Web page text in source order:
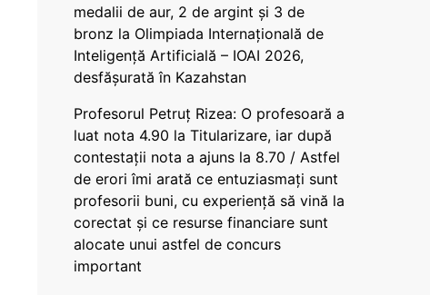
medalii de aur, 2 de argint și 3 de
bronz la Olimpiada Internațională de
Inteligență Artificială – IOAI 2026,
desfășurată în Kazahstan
Profesorul Petruț Rizea: O profesoară a
luat nota 4.90 la Titularizare, iar după
contestații nota a ajuns la 8.70 / Astfel
de erori îmi arată ce entuziasmați sunt
profesorii buni, cu experiență să vină la
corectat și ce resurse financiare sunt
alocate unui astfel de concurs
important